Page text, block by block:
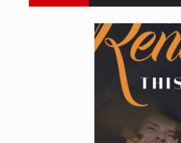
Cum invatam sa
Ingredient Spotlight:
Producatorii si
LEADERSHIP IN
CU BATERIILE